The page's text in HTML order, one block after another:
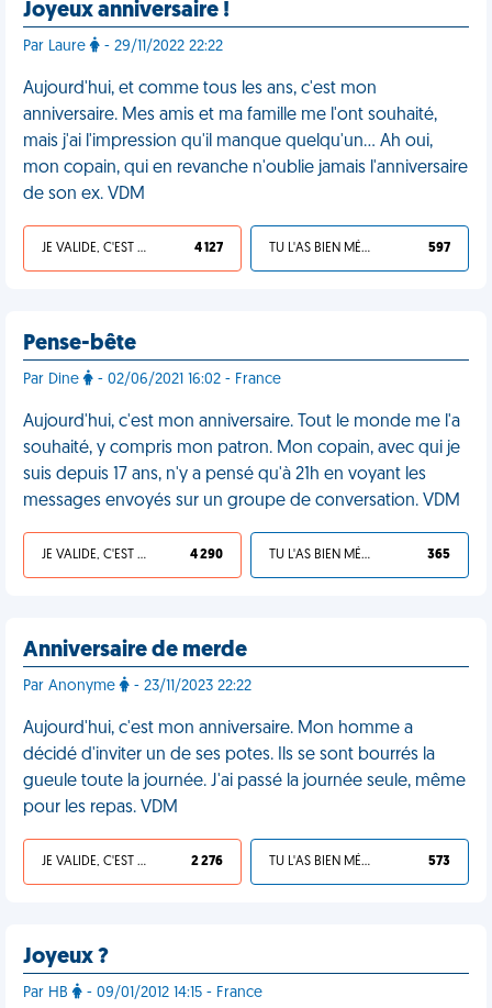
Joyeux anniversaire !
Par Laure - 29/11/2022 22:22
Aujourd'hui, et comme tous les ans, c'est mon
anniversaire. Mes amis et ma famille me l'ont souhaité,
mais j'ai l'impression qu'il manque quelqu'un… Ah oui,
mon copain, qui en revanche n'oublie jamais l'anniversaire
de son ex. VDM
JE VALIDE, C'EST UNE VDM 4 127 TU L'AS BIEN MÉRITÉ 597
Pense-bête
Par Dine - 02/06/2021 16:02 - France
Aujourd'hui, c'est mon anniversaire. Tout le monde me l'a
souhaité, y compris mon patron. Mon copain, avec qui je
suis depuis 17 ans, n'y a pensé qu'à 21h en voyant les
messages envoyés sur un groupe de conversation. VDM
JE VALIDE, C'EST UNE VDM 4 290 TU L'AS BIEN MÉRITÉ 365
Anniversaire de merde
Par Anonyme - 23/11/2023 22:22
Aujourd'hui, c'est mon anniversaire. Mon homme a
décidé d'inviter un de ses potes. Ils se sont bourrés la
gueule toute la journée. J'ai passé la journée seule, même
pour les repas. VDM
JE VALIDE, C'EST UNE VDM 2 276 TU L'AS BIEN MÉRITÉ 573
Joyeux ?
Par HB - 09/01/2012 14:15 - France